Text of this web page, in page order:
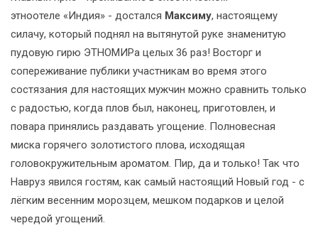
этноотеле «Индия» - достался Максиму, настоящему
силачу, который поднял на вытянутой руке знаменитую
пудовую гирю ЭТНОМИРа целых 36 раз! Восторг и
сопереживание публики участникам во время этого
состязания для настоящих мужчин можно сравнить только
с радостью, когда плов был, наконец, приготовлен, и
повара принялись раздавать угощение. Полновесная
миска горячего золотистого плова, исходящая
головокружительным ароматом. Пир, да и только! Так что
Навруз явился гостям, как самый настоящий Новый год - с
лёгким весенним морозцем, мешком подарков и целой
чередой угощений.